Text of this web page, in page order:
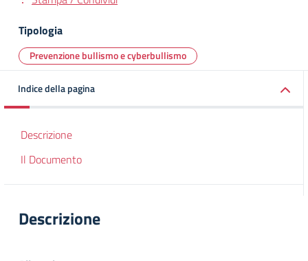
Tipologia
Prevenzione bullismo e cyberbullismo
Indice della pagina
Descrizione
Il Documento
Descrizione